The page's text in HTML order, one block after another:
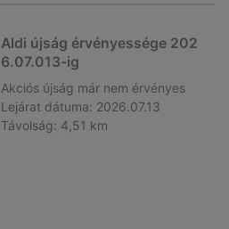
Aldi újság érvényessége 202
6.07.013-ig
Akciós újság már nem érvényes
Lejárat dátuma: 2026.07.13
Távolság: 4,51 km